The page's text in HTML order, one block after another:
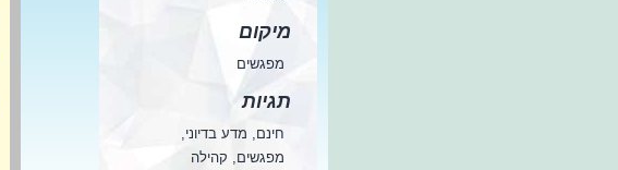
מיקום
מפגשים
תגיות
חינם, מדע בדיוני,
מפגשים, קהילה